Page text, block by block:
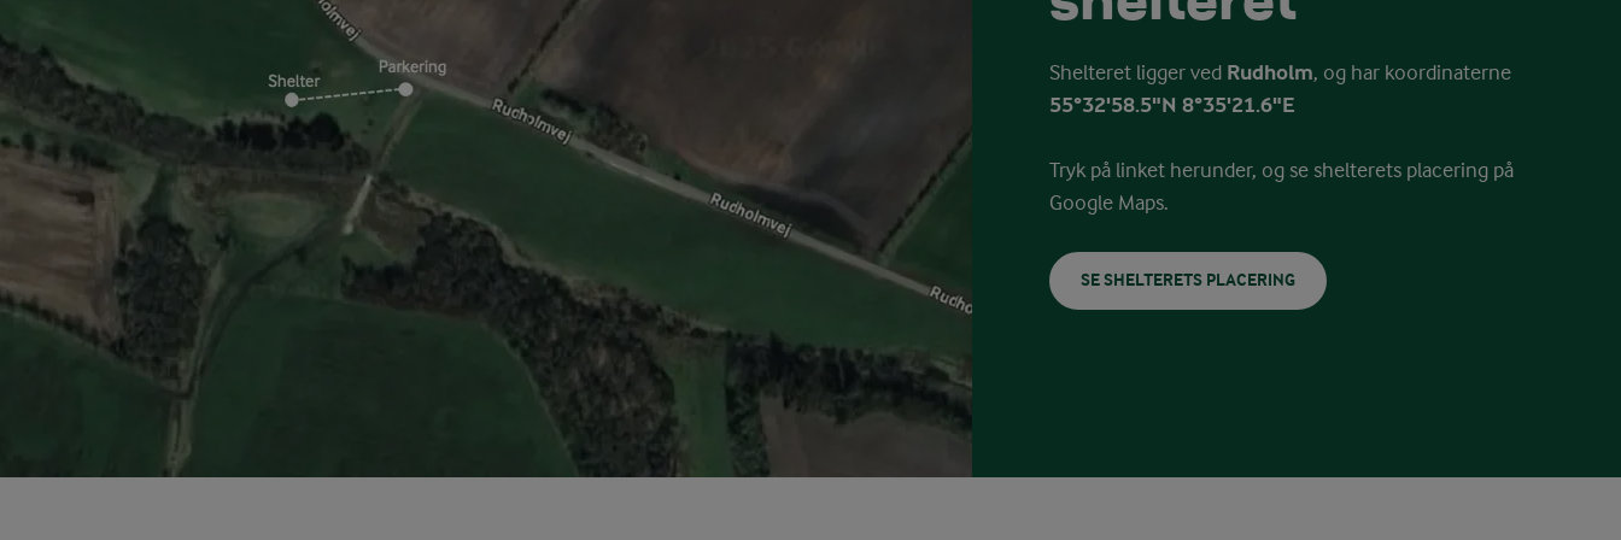
Shelteret ligger ved Rudholm, og har koordinaterne
55°32'58.5"N 8°35'21.6"E
Tryk på linket herunder, og se shelterets placering på
Google Maps.
SE SHELTERETS PLACERING